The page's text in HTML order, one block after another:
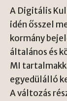
A Digitális
idén ősszel
kormány
általános és
MI
egyedülálló
A változás